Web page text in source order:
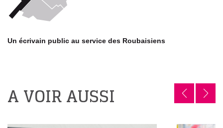
Un écrivain public au service des Roubaisiens
A VOIR AUSSI